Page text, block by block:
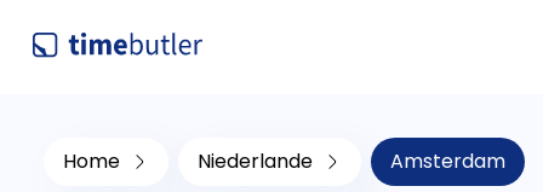
Home Niederlande Amsterdam